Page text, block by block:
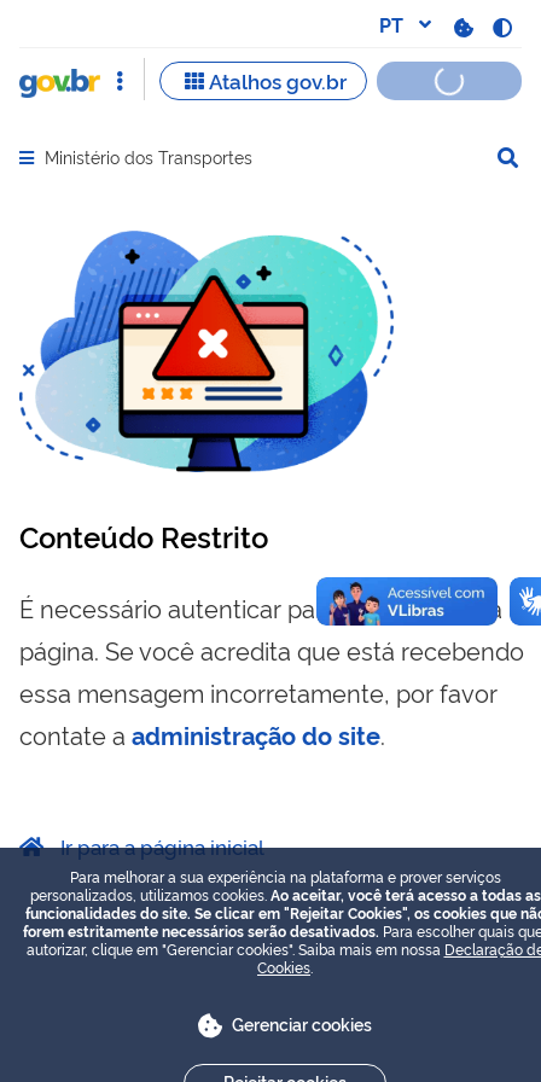
Abrir menu principal de navegação
Ministério dos Transportes
Conteúdo Restrito
É necessário autenticar para visualizar essa
página. Se você acredita que está recebendo
essa mensagem incorretamente, por favor
contate a administração do site.
Ir para a página inicial
Para melhorar a sua experiência na plataforma e prover serviços
personalizados, utilizamos cookies. Ao aceitar, você terá acesso a todas as
funcionalidades do site. Se clicar em "Rejeitar Cookies", os cookies que
forem estritamente necessários serão desativados. Para escolher quais
autorizar, clique em "Gerenciar cookies". Saiba mais em nossa Declaração
Cookies
Gerenciar cookies